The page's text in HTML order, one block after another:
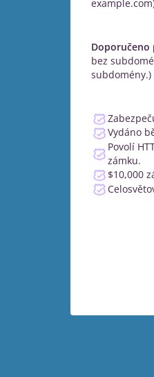
Doporučeno
bez
subdomény.)
Vydáno
Povolí
zámku.
$10,000